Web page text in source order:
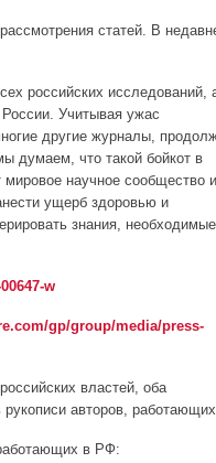
статей. В
российских исследований,
Учитывая ужас
другие журналы,
думаем, что такой бойкот в
научное сообщество и
ущерб здоровью и
знания,
w
gp/group/media/press-
властей, оба
рукописи авторов,
в РФ: